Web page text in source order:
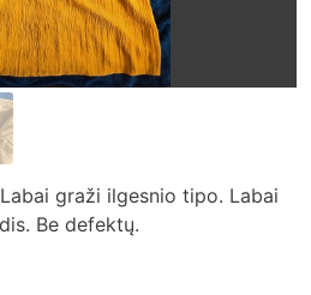
graži ilgesnio tipo. Labai
Be defektų.